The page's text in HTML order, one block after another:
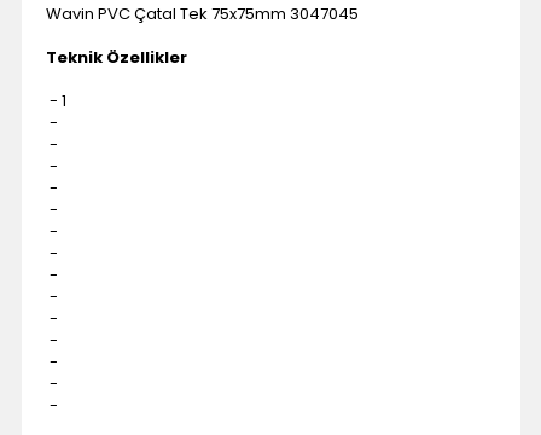
Wavin PVC Çatal Tek 75x75mm 3047045
Teknik Özellikler
- 1
-
-
-
-
-
-
-
-
-
-
-
-
-
-